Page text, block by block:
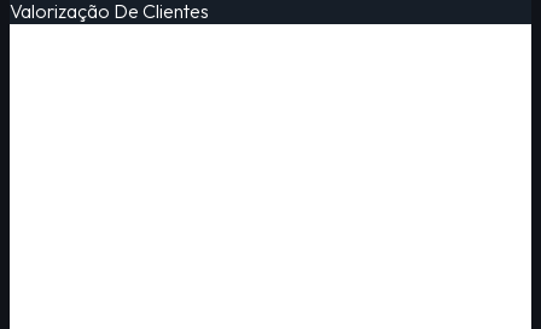
Valorização De Clientes